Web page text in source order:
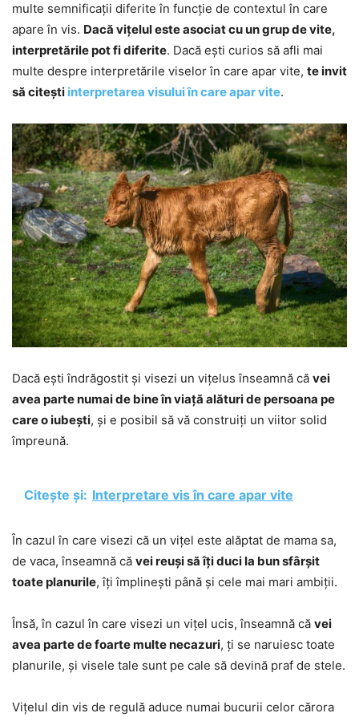
multe semnificații diferite în funcție de contextul în care
apare în vis. Dacă vițelul este asociat cu un grup de vite,
interpretările pot fi diferite. Dacă ești curios să afli mai
multe despre interpretările viselor în care apar vite, te invit
să citești interpretarea visului în care apar vite.
Dacă ești îndrăgostit și visezi un vițelus înseamnă că vei
avea parte numai de bine în viață alături de persoana pe
care o iubești, și e posibil să vă construiți un viitor solid
împreună.
Citește și: Interpretare vis în care apar vite
În cazul în care visezi că un vițel este alăptat de mama sa,
de vaca, înseamnă că vei reuși să îți duci la bun sfârșit
toate planurile, îți împlinești până și cele mai mari ambiții.
Însă, în cazul în care visezi un vițel ucis, înseamnă că vei
avea parte de foarte multe necazuri, ți se naruiesc toate
planurile, și visele tale sunt pe cale să devină praf de stele.
Vițelul din vis de regulă aduce numai bucurii celor cărora